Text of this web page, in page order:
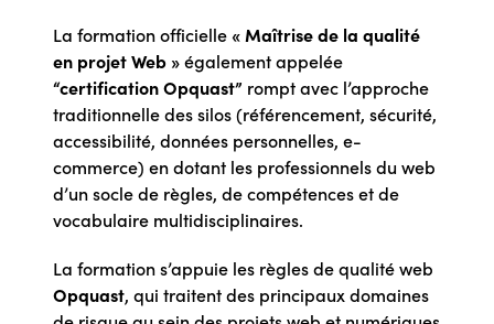
La formation officielle« Maîtrise de la qualité
en projet Web »également appelée
“certification Opquast” rompt avec l’approche
traditionnelle des silos (référencement, sécurité,
accessibilité, données personnelles, e-
commerce) en dotant les professionnels du web
d’un socle de règles, de compétences et de
vocabulaire multidisciplinaires.
La formation s’appuie les règles de qualité web
Opquast, qui traitent des principaux domaines